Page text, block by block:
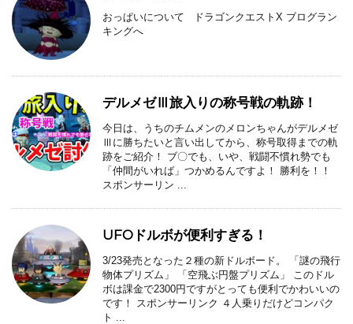
おっぱいについて ドラゴンクエストX ブログラン
キングへ
デルメゼⅢ旅入りの称号戦の軌跡！
今日は、うちのチムメンのメロンちゃんがデルメゼ
Ⅲに勝ちたいと言い出してから、称号取得までの軌
跡をご紹介！ ブ〇でも、いや、戦闘不慣れ勢でも
「仲間がいれば」つかめるんですよ！ 勝利を！！
スポンサーリン ...
UFOドルボが便利すぎる！
3/23発売となった２種の新ドルボード。 「謎の飛行
物体プリズム」 「空飛ぶ円盤プリズム」 このドル
ボは課金で2300円ですがとっても便利でかわいいの
です！ スポンサーリンク ４人乗りだけどコンパク
ト ...